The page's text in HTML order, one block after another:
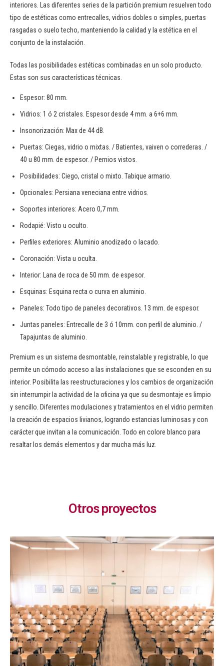
interiores. Las diferentes series de la partición premium resuelven todo
tipo de estéticas como entrecalles, vidrios dobles o simples, puertas
rasgadas o suelo techo, manteniendo la calidad y la estética en el
conjunto de la instalación.
Todas las posibilidades estéticas combinadas en un solo producto.
Estas son sus características técnicas.
Espesor: 80 mm.
Vidrios: 1 ó 2 cristales. Espesor desde 4 mm. a 6+6 mm.
Insonorización: Max de 44 dB.
Puertas: Ciegas, vidrio o mixtas. / Batientes, vaiven o correderas. /
40 u 80 mm. de espesor. / Pernios vistos.
Posibilidades: Ciego, cristal o mixto. Tabique armario.
Opcionales: Persiana veneciana entre vidrios.
Soportes interiores: Acero 0,7 mm.
Rodapié: Visto u oculto.
Perfiles exteriores: Aluminio anodizado o lacado.
Coronación: Vista u oculta.
Interior: Lana de roca de 50 mm. de espesor.
Esquinas: Esquina recta o curva en aluminio.
Paneles: Todo tipo de paneles decorativos. 13 mm. de espesor.
Juntas paneles: Entrecalle de 3 ó 10mm. con perfil de aluminio. /
Tapajuntas de aluminio.
Premium es un sistema desmontable, reinstalable y registrable, lo que
permite un cómodo acceso a las instalaciones que se esconden en su
interior. Posibilita las reestructuraciones y los cambios de organización
sin interrumpir la actividad de la oficina ya que su desmontaje es limpio
y sencillo. Diferentes modulaciones y tratamientos en el vidrio permiten
la creación de espacios livianos, logrando estancias luminosas y con
carácter que invitan a la comunicación. Todo en colore blanco para
resaltar los demás elementos y dar mucha más luz.
Otros proyectos